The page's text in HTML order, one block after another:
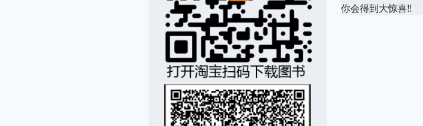
你会得到大惊喜!!